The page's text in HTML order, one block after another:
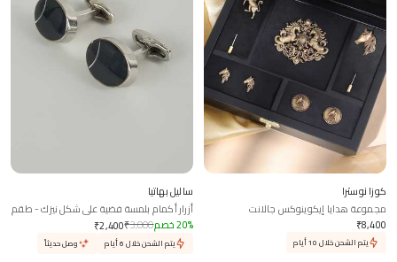
كوزا نوسترا
مجموعة هدايا إيكوينوكس جالانت
₹8,400
يتم الشحن خلال 10 أيام
ساليل بهاتيا
أزرار أكمام بلمسة فضية على شكل نيزك - طقم
من 2
₹2,400₹3,000 20% خصم
يتم الشحن خلال 6 أيام وصل حديثاً